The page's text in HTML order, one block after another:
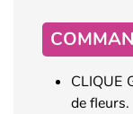
CLIQUE
de fleurs.